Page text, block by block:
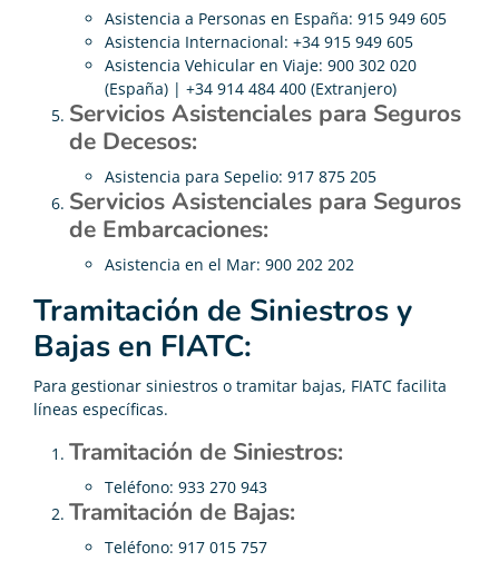
Asistencia a Personas en España: 915 949 605
Asistencia Internacional: +34 915 949 605
Asistencia Vehicular en Viaje: 900 302 020
(España) | +34 914 484 400 (Extranjero)
Servicios Asistenciales para Seguros
de Decesos:
Asistencia para Sepelio: 917 875 205
Servicios Asistenciales para Seguros
de Embarcaciones:
Asistencia en el Mar: 900 202 202
Tramitación de Siniestros y
Bajas en FIATC:
Para gestionar siniestros o tramitar bajas, FIATC facilita
líneas específicas.
Tramitación de Siniestros:
Teléfono: 933 270 943
Tramitación de Bajas:
Teléfono: 917 015 757